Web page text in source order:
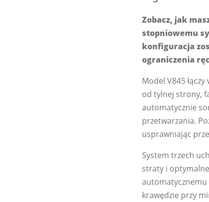
Zobacz, jak
stopniowemu
konfiguracja
ograniczenia
Model V845
od tylnej strony,
automatycznie
przetwarzania.
usprawniając
System trzech
straty i
automatycznemu
krawędzie przy